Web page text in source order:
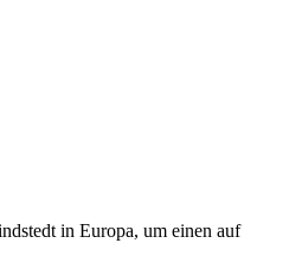
in Europa, um einen auf